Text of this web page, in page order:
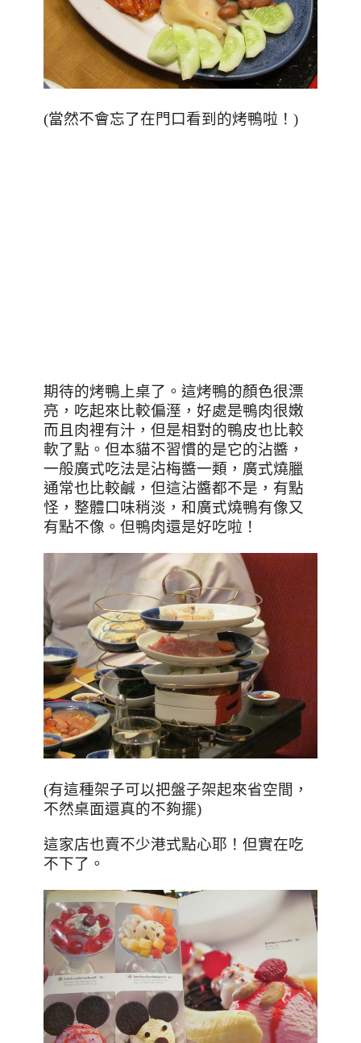
(當然不會忘了在門口看到的烤鴨啦！)
期待的烤鴨上桌了。這烤鴨的顏色很漂
亮，吃起來比較偏溼，好處是鴨肉很嫩
而且肉裡有汁，但是相對的鴨皮也比較
軟了點。但本貓不習慣的是它的沾醬，
一般廣式吃法是沾梅醬一類，廣式燒臘
通常也比較鹹，但這沾醬都不是，有點
怪，整體口味稍淡，和廣式燒鴨有像又
有點不像。但鴨肉還是好吃啦！
(有這種架子可以把盤子架起來省空間 ，
不然桌面還真的不夠擺)
這家店也賣不少港式點心耶！但實在吃
不下了。